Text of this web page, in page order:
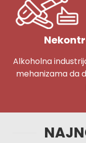
Alkoholna
mehanizama da